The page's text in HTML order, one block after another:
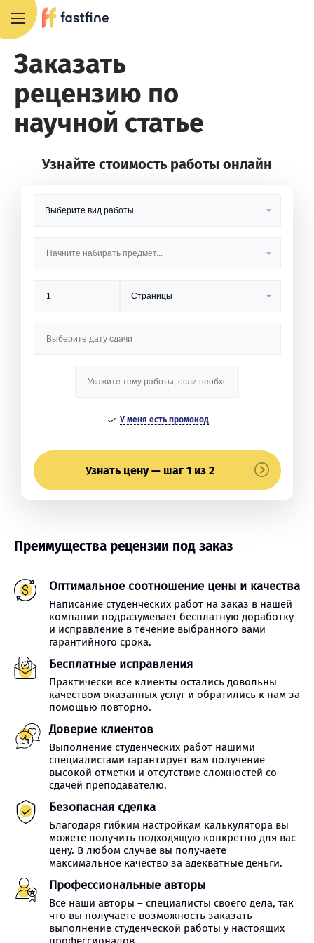
Заказать
рецензию по
научной статье
Узнайте стоимость работы онлайн
У меня есть промокод
Узнать цену — шаг 1 из 2
Преимущества рецензии под заказ
Оптимальное соотношение цены и качества
Написание студенческих работ на заказ в нашей
компании подразумевает бесплатную доработку
и исправление в течение выбранного вами
гарантийного срока.
Бесплатные исправления
Практически все клиенты остались довольны
качеством оказанных услуг и обратились к нам за
помощью повторно.
Доверие клиентов
Выполнение студенческих работ нашими
специалистами гарантирует вам получение
высокой отметки и отсутствие сложностей со
сдачей преподавателю.
Безопасная сделка
Благодаря гибким настройкам калькулятора вы
можете получить подходящую конкретно для вас
цену. В любом случае вы получаете
максимальное качество за адекватные деньги.
Профессиональные авторы
Все наши авторы – специалисты своего дела, так
что вы получаете возможность заказать
выполнение студенческой работы у настоящих